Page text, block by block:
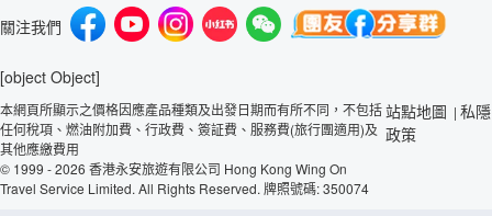
關注我們
[object Object]
本網頁所顯示之價格因應產品種類及出發日期而有所不同，不包括
任何稅項、燃油附加費、行政費、簽証費、服務費(旅行團適用)及
其他應繳費用
© 1999 - 2026 香港永安旅遊有限公司 Hong Kong Wing On
Travel Service Limited. All Rights Reserved. 牌照號碼: 350074
站點地圖 | 私隱
政策